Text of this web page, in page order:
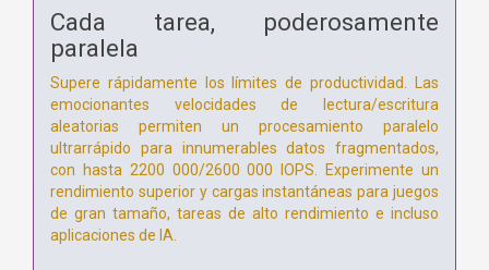
Cada tarea, poderosamente
paralela
Supere rápidamente los límites de productividad. Las
emocionantes velocidades de lectura/escritura
aleatorias permiten un procesamiento paralelo
ultrarrápido para innumerables datos fragmentados,
con hasta 2200 000/2600 000 IOPS. Experimente un
rendimiento superior y cargas instantáneas para juegos
de gran tamaño, tareas de alto rendimiento e incluso
aplicaciones de IA.